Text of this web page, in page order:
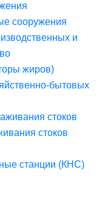
сооружения
и
жиров)
бытовых
стоков
стоков
станции (КНС)